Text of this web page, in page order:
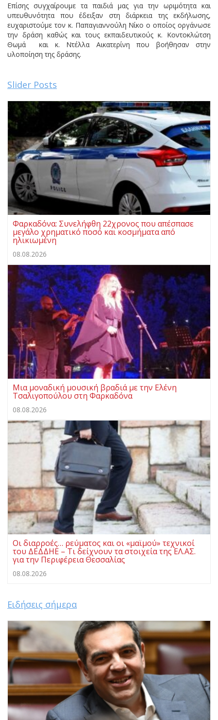
Επίσης συγχαίρουμε τα παιδιά μας για την ωριμότητα και
υπευθυνότητα που έδειξαν στη διάρκεια της εκδήλωσης,
ευχαριστούμε τον κ. Παπαγιαννούλη Νίκο ο οποίος οργάνωσε
την δράση καθώς και τους εκπαιδευτικούς κ. Κοντοκλώτση
Θωμά και κ. Ντέλλα Αικατερίνη που βοήθησαν στην
υλοποίηση της δράσης.
Slider Posts
Φαρκαδόνα: Συνελήφθη 22χρονος που απέσπασε
μεγάλο χρηματικό ποσό και κοσμήματα από
ηλικιωμένη
08.08.2026
Μια μοναδική μουσική βραδιά με την Ελένη
Τσαλιγοπούλου στη Φαρκαδόνα
08.08.2026
Οι διαρροές… ρεύματος και οι «μαϊμού» τεχνικοί
του ΔΕΔΔΗΕ – Τι δείχνουν τα στοιχεία της ΕΛ.ΑΣ.
για την Περιφέρεια Θεσσαλίας
08.08.2026
Ειδήσεις σήμερα